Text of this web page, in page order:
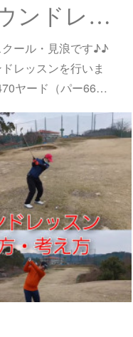
阪南ゴルフでラウンドレッスン♪♪♪ 傾斜地の打ち方・考え方
ール・見浪です♪♪
レッスンを行いま
ヤード（パー66…